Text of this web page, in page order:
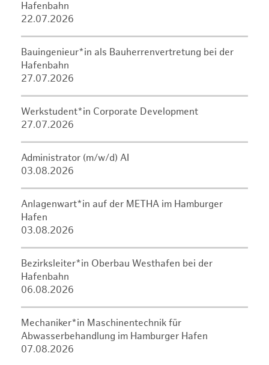
Hafenbahn
22.07.2026
Bauingenieur*in als Bauherrenvertretung bei der
Hafenbahn
27.07.2026
Werkstudent*in Corporate Development
27.07.2026
Administrator (m/w/d) AI
03.08.2026
Anlagenwart*in auf der METHA im Hamburger
Hafen
03.08.2026
Bezirksleiter*in Oberbau Westhafen bei der
Hafenbahn
06.08.2026
Mechaniker*in Maschinentechnik für
Abwasserbehandlung im Hamburger Hafen
07.08.2026